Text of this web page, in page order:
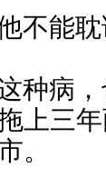
不能耽
种病，
上三
。